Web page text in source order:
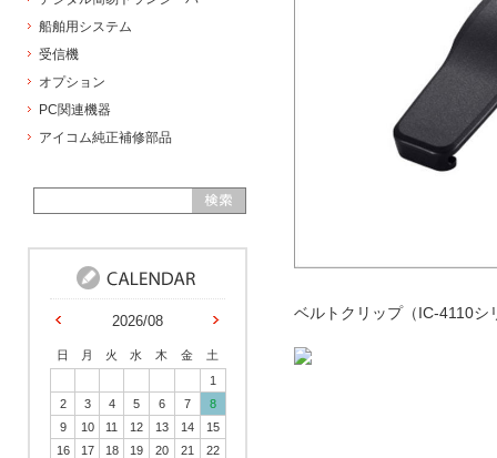
ベルトクリップ（IC-4110
船舶用システム
受信機
オプション
PC関連機器
アイコム純正補修部品
2026/08
日 月 火 水 木 金
土
1
2
3 4 5 6 7
8
9
10 11 12 13 14
15
16
17 18 19 20 21
22